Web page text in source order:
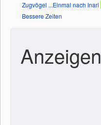
Zugvögel ...Einmal nach Inari
Bessere Zeiten
Anzeigen